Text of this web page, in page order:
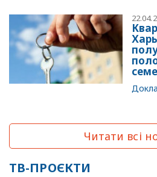
Читати всі
ТВ-ПРОЄКТИ